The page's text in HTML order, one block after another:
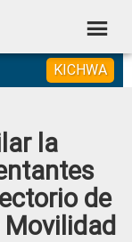
KICHWA
la
de
Movilidad